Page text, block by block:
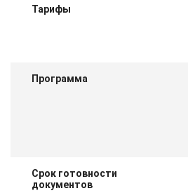
Тарифы
Программа
Срок готовности
документов